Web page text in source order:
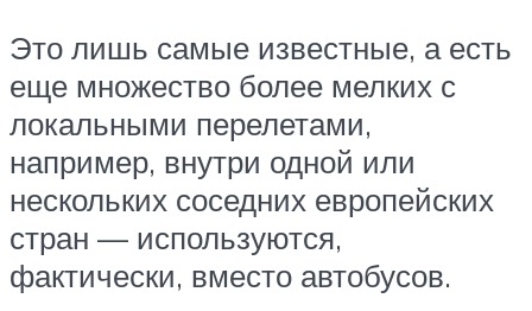
Это лишь самые известные, а есть
еще множество более мелких с
локальными перелетами,
например, внутри одной или
нескольких соседних европейских
стран — используются,
фактически, вместо автобусов.